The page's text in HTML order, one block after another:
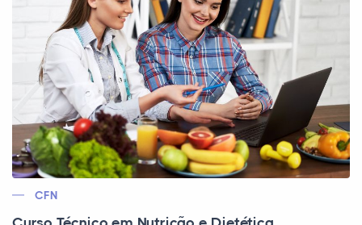
CFN